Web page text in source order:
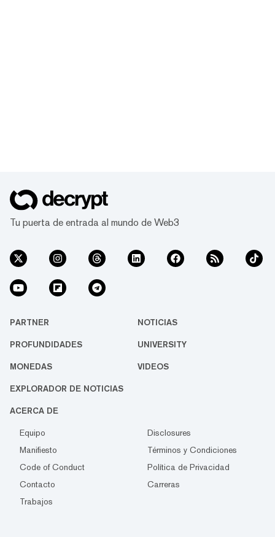
Tu puerta de entrada al mundo de Web3
PARTNER NOTICIAS
PROFUNDIDADES UNIVERSITY
MONEDAS VIDEOS
EXPLORADOR DE NOTICIAS
ACERCA DE
Equipo
Disclosures
Manifiesto
Términos y Condiciones
Code of Conduct
Política de Privacidad
Contacto
Carreras
Trabajos